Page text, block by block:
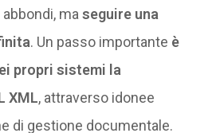
ma seguire una
. Un passo importante è
propri sistemi la
XML, attraverso idonee
di gestione documentale.